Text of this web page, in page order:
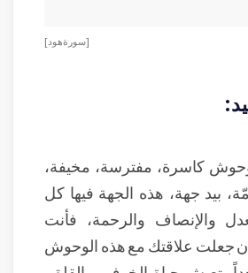
[ سورة هود ]
كاسرة، مفترسة، مخيفة،
بيد جهة، هذه الجهة فيها كل
والإنصاف والرحمة، فأنت
جعلت علاقتك مع هذه الوحوش